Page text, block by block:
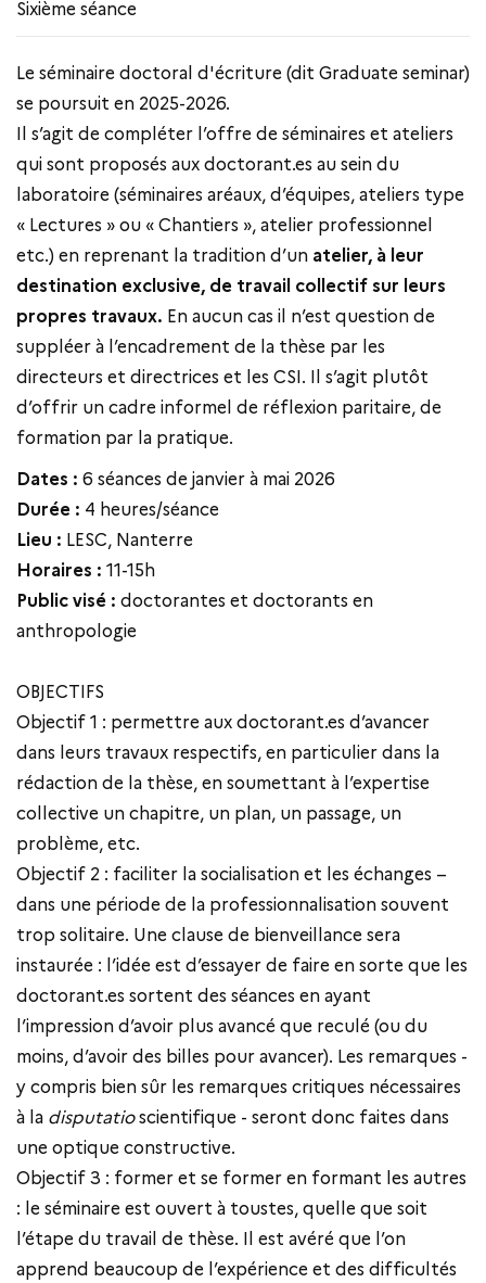
Sixième séance
Le séminaire doctoral d'écriture (dit Graduate seminar)
se poursuit en 2025-2026.
Il s’agit de compléter l’offre de séminaires et ateliers
qui sont proposés aux doctorant.es au sein du
laboratoire (séminaires aréaux, d’équipes, ateliers type
« Lectures » ou « Chantiers », atelier professionnel
etc.) en reprenant la tradition d’un atelier, à leur
destination exclusive, de travail collectif sur leurs
propres travaux. En aucun cas il n’est question de
suppléer à l’encadrement de la thèse par les
directeurs et directrices et les CSI. Il s’agit plutôt
d’offrir un cadre informel de réflexion paritaire, de
formation par la pratique.
Dates : 6 séances de janvier à mai 2026
Durée : 4 heures/séance
Lieu : LESC, Nanterre
Horaires : 11-15h
Public visé : doctorantes et doctorants en
anthropologie
OBJECTIFS
Objectif 1 : permettre aux doctorant.es d’avancer
dans leurs travaux respectifs, en particulier dans la
rédaction de la thèse, en soumettant à l’expertise
collective un chapitre, un plan, un passage, un
problème, etc.
Objectif 2 : faciliter la socialisation et les échanges –
dans une période de la professionnalisation souvent
trop solitaire. Une clause de bienveillance sera
instaurée : l’idée est d’essayer de faire en sorte que les
doctorant.es sortent des séances en ayant
l’impression d’avoir plus avancé que reculé (ou du
moins, d’avoir des billes pour avancer). Les remarques -
y compris bien sûr les remarques critiques nécessaires
à la disputatioscientifique - seront donc faites dans
une optique constructive.
Objectif 3 : former et se former en formant les autres
: le séminaire est ouvert à toustes, quelle que soit
l’étape du travail de thèse. Il est avéré que l’on
apprend beaucoup de l’expérience et des difficultés